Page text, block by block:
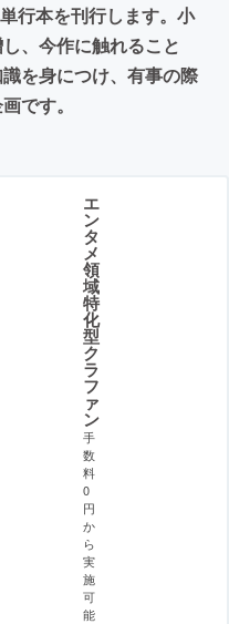
行本を刊行します。小
、今作に触れること
を身につけ、有事の際
です。
エ
ン
タ
メ
領
域
特
化
型
ク
ラ
フ
ァ
ン
手
数
料
0
円
か
ら
実
施
可
能